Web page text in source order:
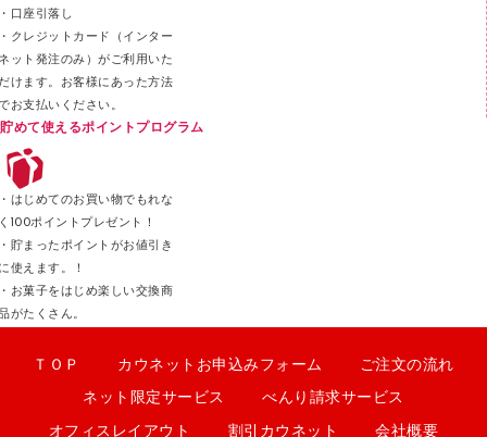
カッター
口座引落し
クレジットカード（インター
ット発注のみ）がご利用いた
けます。お客様にあった方法
お支払いください。
貯めて使えるポイントプログラム
はじめてのお買い物でもれな
100ポイントプレゼント！
貯まったポイントがお値引き
使えます。！
お菓子をはじめ楽しい交換商
がたくさん。
ＴＯＰ カウネットお申込みフォーム ご注文の流れ
ネット限定サービス べんり請求サービス
オフィスレイアウト 割引カウネット 会社概要